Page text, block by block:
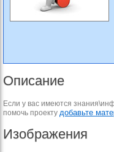
Описание
Если у вас имеются
помочь проекту добавьте
Изображения